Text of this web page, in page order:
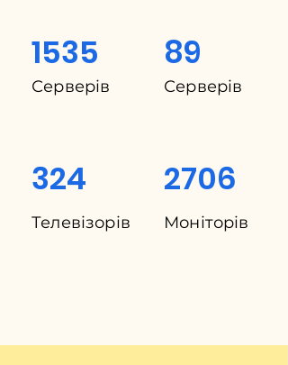
1535
Серверів
89
Серверів
324
Телевізорів
2706
Моніторів